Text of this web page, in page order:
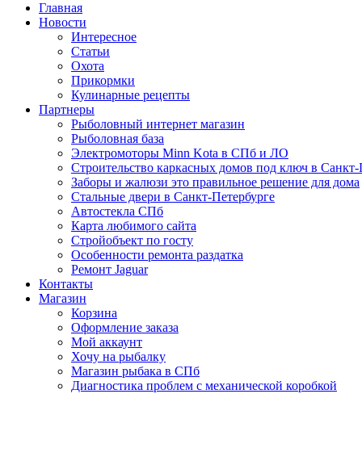
Главная
Новости
Интересное
Статьи
Охота
Прикормки
Кулинарные рецепты
Партнеры
Рыболовный интернет магазин
Рыболовная база
Электромоторы Minn Kota в СПб и ЛО
Строительство каркасных домов под ключ в Санкт-
Заборы и жалюзи это правильное решение для дома
Стальные двери в Санкт-Петербурге
Автостекла СПб
Карта любимого сайта
Стройобъект по госту
Особенности ремонта раздатка
Ремонт Jaguar
Контакты
Магазин
Корзина
Оформление заказа
Мой аккаунт
Хочу на рыбалку
Магазин рыбака в СПб
Диагностика проблем с механической коробкой